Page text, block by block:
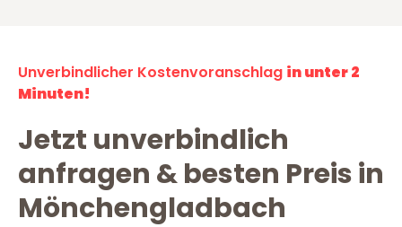
Unverbindlicher Kostenvoranschlag in unter 2
Minuten!
Jetzt unverbindlich
anfragen & besten Preis in
Mönchengladbach